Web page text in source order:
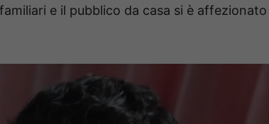
e il pubblico da casa si è affezionato